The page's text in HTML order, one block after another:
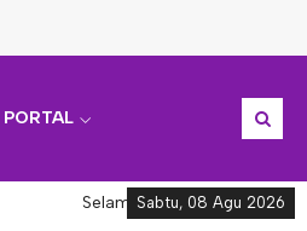
PORTAL
Sabtu, 08 Agu 2026
Selamat datang di Informasi